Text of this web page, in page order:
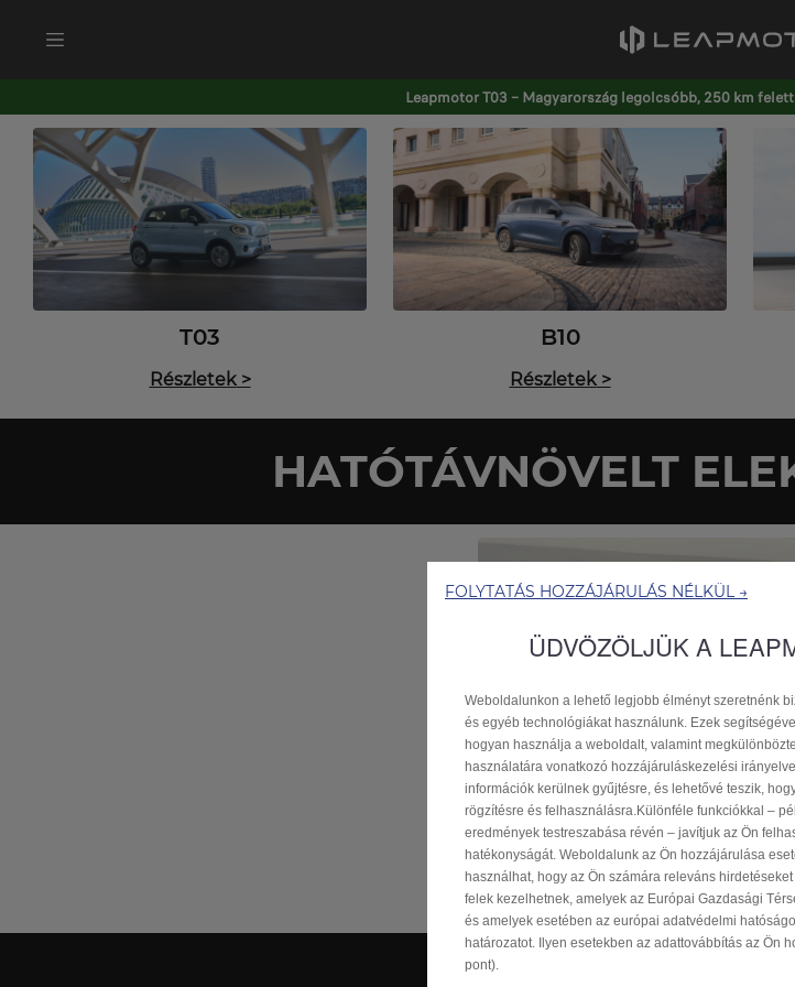
Leapmotor T03 – Magyarország legolcsóbb, 250 km
T03
Részletek>
B10
Részletek>
HATÓTÁVNÖVELT
C10 és B10
Részletek>
FOLYTATÁS HOZZÁJÁRULÁS NÉLKÜL →
ÜDVÖZÖLJÜK A
Weboldalunkon a lehető legjobb élményt szeretnénk
és egyéb technológiákat használunk. Ezek
hogyan használja a weboldalt, valamint
használatára vonatkozó hozzájáruláskezelési
információk kerülnek gyűjtésre, és lehetővé teszik,
rögzítésre és felhasználásra.Különféle funkciókkal –
eredmények testreszabása révén – javítjuk az Ön
hatékonyságát. Weboldalunk az Ön hozzájárulása
használhat, hogy az Ön számára releváns
felek kezelhetnek, amelyek az Európai Gazdasági
és amelyek esetében az európai adatvédelmi
határozatot. Ilyen esetekben az adattovábbítás az Ön
pont).